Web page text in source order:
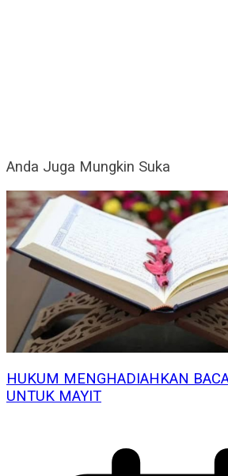
Anda Juga Mungkin Suka
HUKUM MENGHADIAHKAN
UNTUK MAYIT